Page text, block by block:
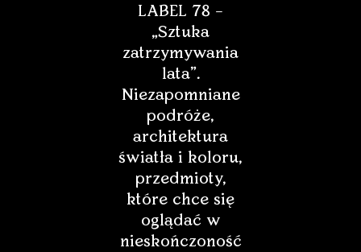
Polityką prywatności
* - Pole jest wymagane
LABEL 78 –
„Sztuka
zatrzymywania
lata”.
Niezapomniane
podróże,
architektura
światła i koloru,
przedmioty,
które chce się
oglądać w
nieskończoność